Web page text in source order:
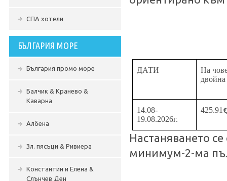
СПА хотели
БЪЛГАРИЯ МОРЕ
България промо море
Балчик & Кранево &
Каварна
Албена
Зл. пясъци & Ривиера
Константин и Елена &
Слънчев Ден
ДАТИ
На
двойна
14.08-
19.08.2026г.
425.91
Настаняването
минимум-2-ма